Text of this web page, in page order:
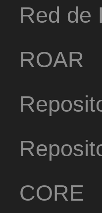
Red de
ROAR
CORE